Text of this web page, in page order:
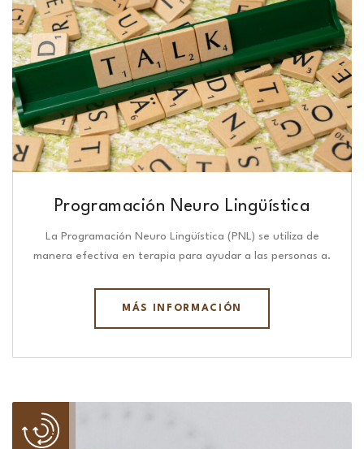
Programación Neuro Lingüística​
La Programación Neuro Lingüística (PNL) se utiliza de
manera efectiva en terapia para ayudar a las personas a.
MÁS INFORMACIÓN